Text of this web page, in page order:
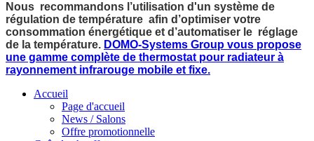
Nous recommandons l’utilisation d'un système de
régulation de température afin d’optimiser votre
consommation énergétique et d’automatiser le réglage
de la température. DOMO-Systems Group vous propose
une gamme complète de thermostat pour radiateur à
rayonnement infrarouge mobile et fixe.
Accueil
Page d'accueil
News / Salons
Offre promotionnelle